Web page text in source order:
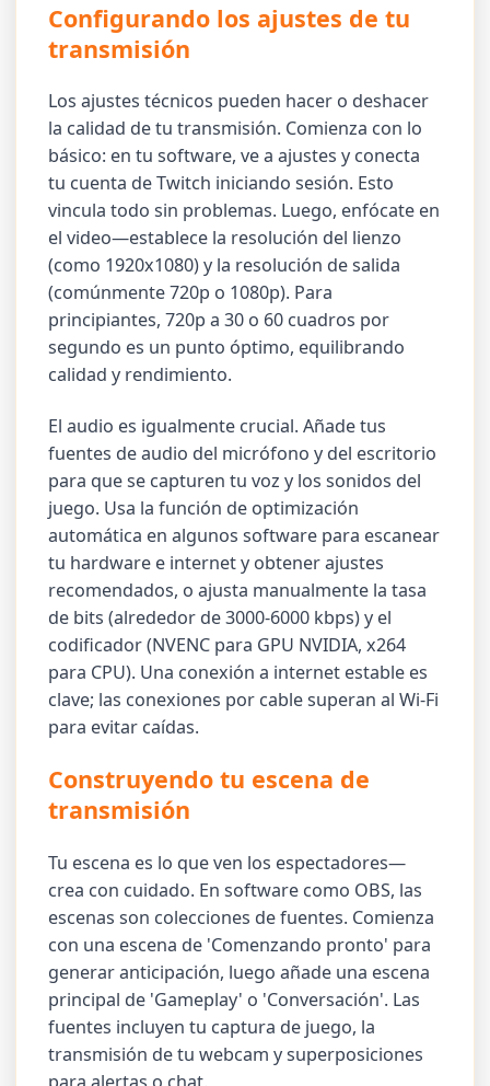
Configurando los ajustes de tu
transmisión
Los ajustes técnicos pueden hacer o deshacer
la calidad de tu transmisión. Comienza con lo
básico: en tu software, ve a ajustes y conecta
tu cuenta de Twitch iniciando sesión. Esto
vincula todo sin problemas. Luego, enfócate en
el video—establece la resolución del lienzo
(como 1920x1080) y la resolución de salida
(comúnmente 720p o 1080p). Para
principiantes, 720p a 30 o 60 cuadros por
segundo es un punto óptimo, equilibrando
calidad y rendimiento.
El audio es igualmente crucial. Añade tus
fuentes de audio del micrófono y del escritorio
para que se capturen tu voz y los sonidos del
juego. Usa la función de optimización
automática en algunos software para escanear
tu hardware e internet y obtener ajustes
recomendados, o ajusta manualmente la tasa
de bits (alrededor de 3000-6000 kbps) y el
codificador (NVENC para GPU NVIDIA, x264
para CPU). Una conexión a internet estable es
clave; las conexiones por cable superan al Wi-Fi
para evitar caídas.
Construyendo tu escena de
transmisión
Tu escena es lo que ven los espectadores—
crea con cuidado. En software como OBS, las
escenas son colecciones de fuentes. Comienza
con una escena de 'Comenzando pronto' para
generar anticipación, luego añade una escena
principal de 'Gameplay' o 'Conversación'. Las
fuentes incluyen tu captura de juego, la
transmisión de tu webcam y superposiciones